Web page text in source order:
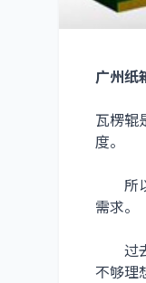
广州纸
瓦楞辊
度。
所以
需求。
过去
不够理